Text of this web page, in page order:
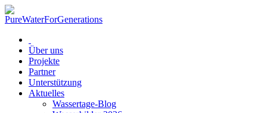
Über uns
Projekte
Partner
Unterstützung
Aktuelles
Wassertage-Blog